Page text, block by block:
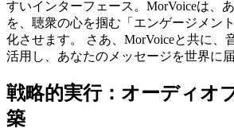
すいインターフェース。MorVoiceは、
を、聴衆の心を掴む「エンゲージメン
化させます。 さあ、MorVoiceと共に、
活用し、あなたのメッセージを世界に
戦略的実行：オーディオ
築